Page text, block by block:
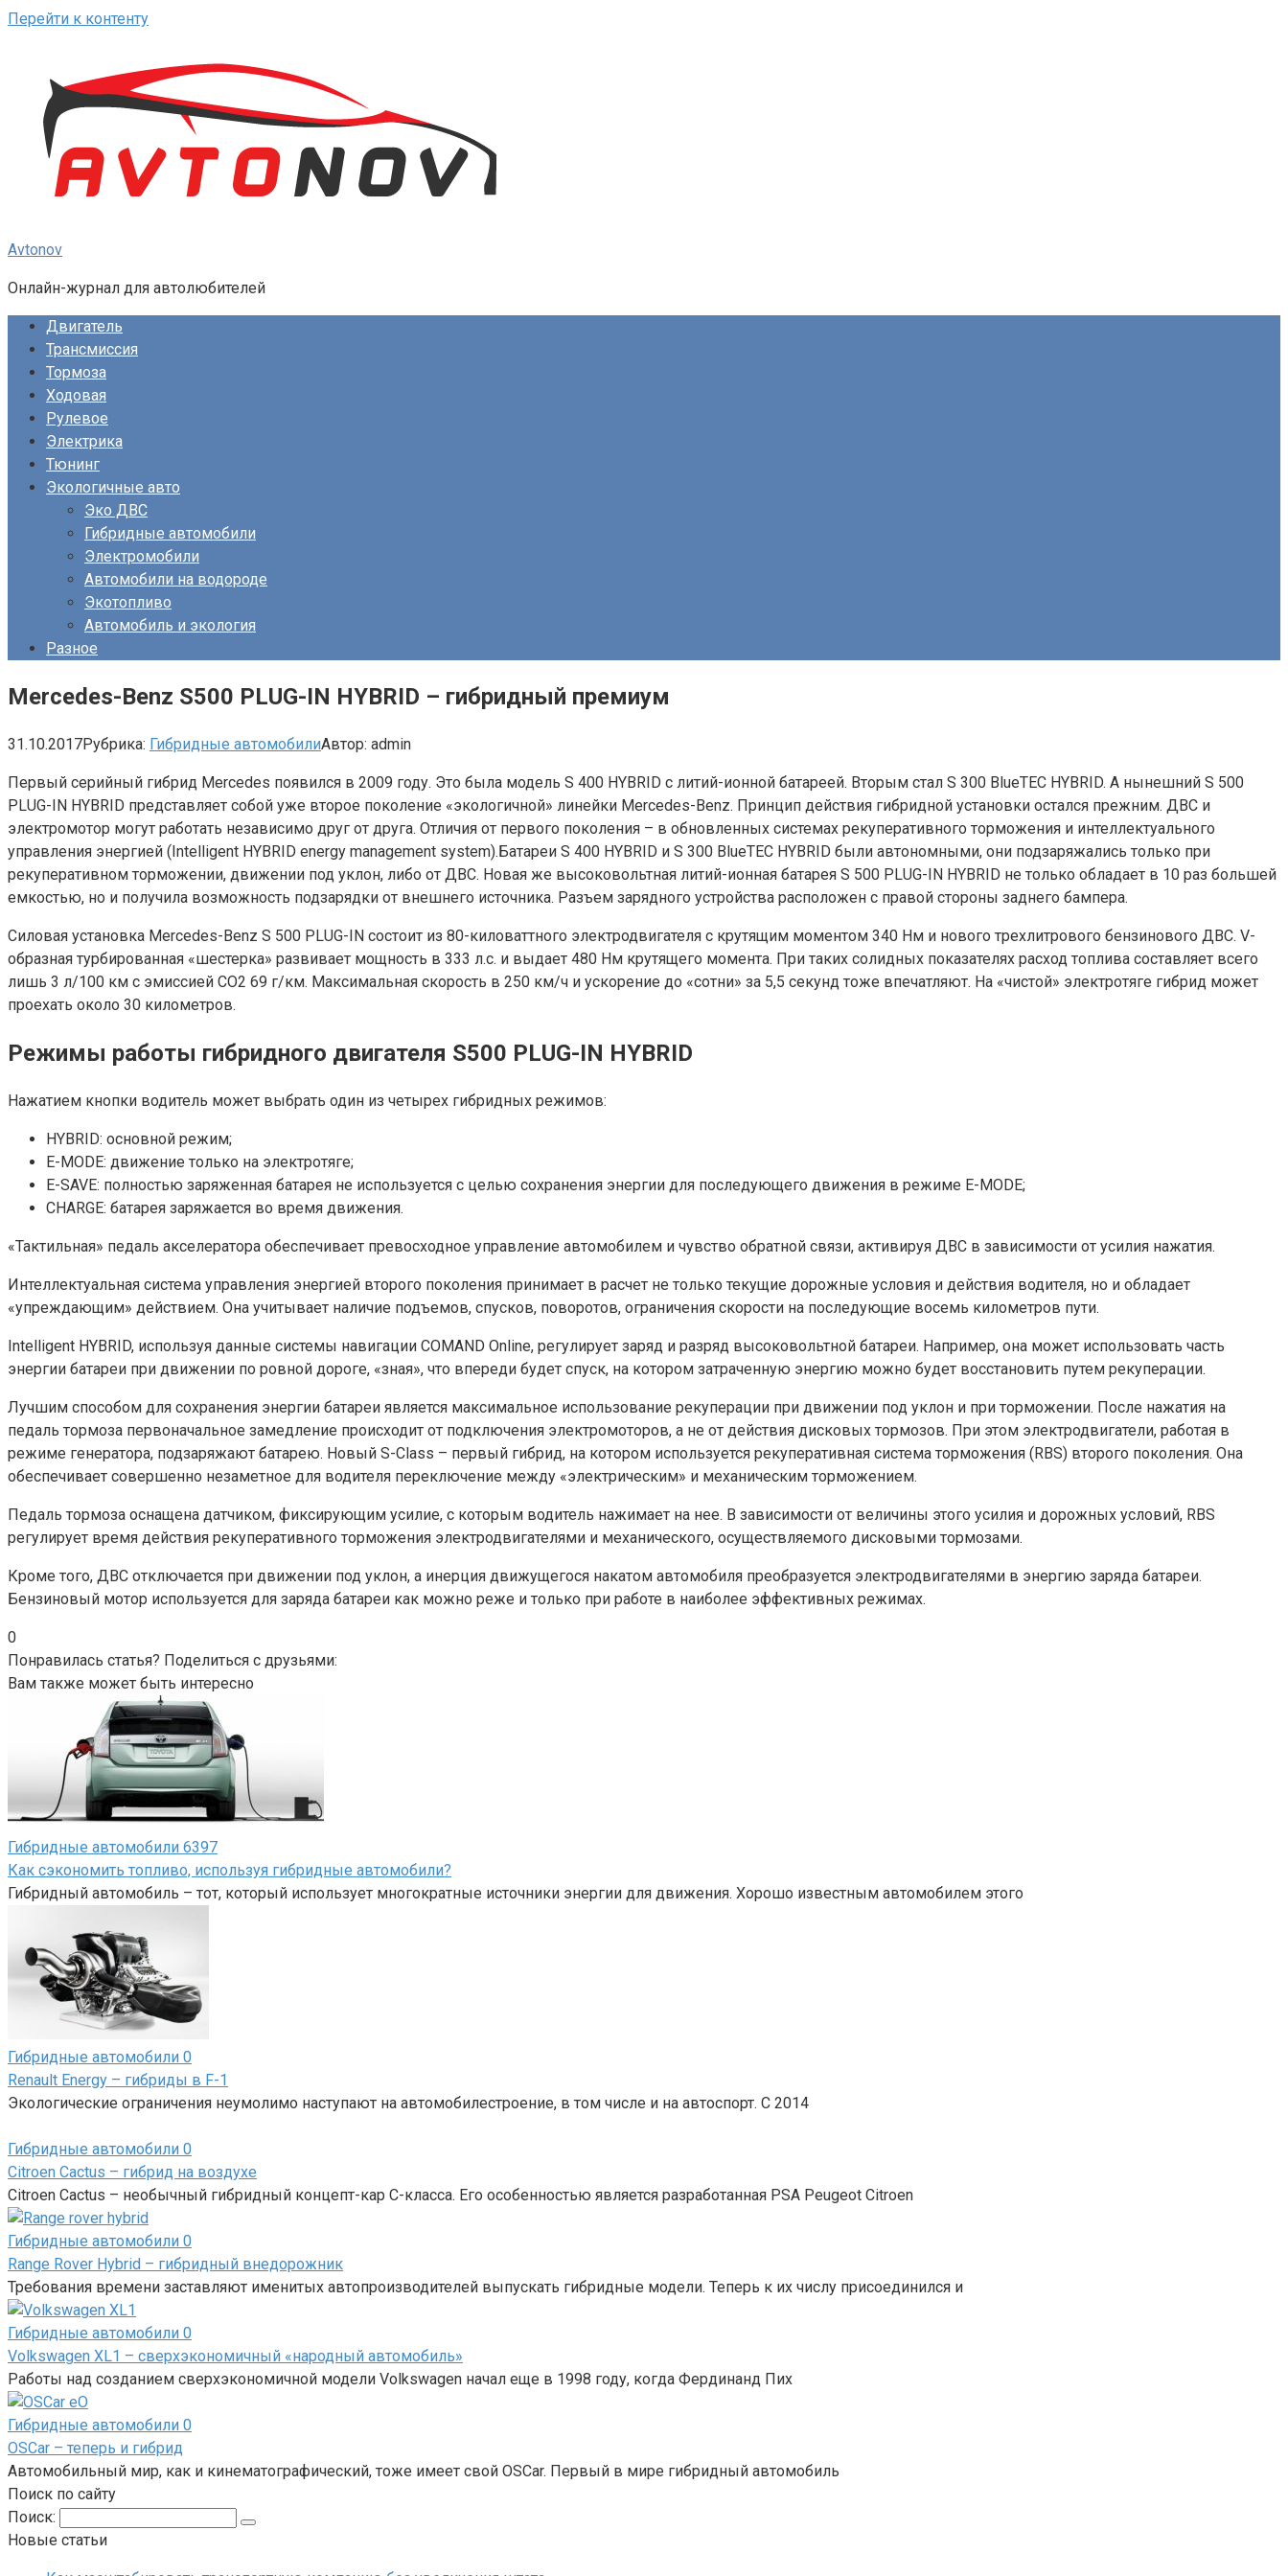
Перейти к контенту
Avtonov
Онлайн-журнал для автолюбителей
Двигатель
Трансмиссия
Тормоза
Ходовая
Рулевое
Электрика
Тюнинг
Экологичные авто
Эко ДВС
Гибридные автомобили
Электромобили
Автомобили на водороде
Экотопливо
Автомобиль и экология
Разное
Mercedes-Benz S500 PLUG-IN HYBRID – гибридный премиум
31.10.2017Рубрика: Гибридные автомобилиАвтор: admin
Первый серийный гибрид Mercedes появился в 2009 году. Это была модель S 400 HYBRID с литий-ионной батареей. Вторым стал S 300 BlueTEC HYBRID. А нынешний S 500
PLUG-IN HYBRID представляет собой уже второе поколение «экологичной» линейки Mercedes-Benz. Принцип действия гибридной установки остался прежним. ДВС и
электромотор могут работать независимо друг от друга. Отличия от первого поколения – в обновленных системах рекуперативного торможения и интеллектуального
управления энергией (Intelligent HYBRID energy management system).Батареи S 400 HYBRID и S 300 BlueTEC HYBRID были автономными, они подзаряжались только при
рекуперативном торможении, движении под уклон, либо от ДВС. Новая же высоковольтная литий-ионная батарея S 500 PLUG-IN HYBRID не только обладает в 10 раз большей
емкостью, но и получила возможность подзарядки от внешнего источника. Разъем зарядного устройства расположен с правой стороны заднего бампера.
Силовая установка Mercedes-Benz S 500 PLUG-IN состоит из 80-киловаттного электродвигателя с крутящим моментом 340 Нм и нового трехлитрового бензинового ДВС. V-
образная турбированная «шестерка» развивает мощность в 333 л.с. и выдает 480 Нм крутящего момента. При таких солидных показателях расход топлива составляет всего
лишь 3 л/100 км с эмиссией СО2 69 г/км. Максимальная скорость в 250 км/ч и ускорение до «сотни» за 5,5 секунд тоже впечатляют. На «чистой» электротяге гибрид может
проехать около 30 километров.
Режимы работы гибридного двигателя S500 PLUG-IN HYBRID
Нажатием кнопки водитель может выбрать один из четырех гибридных режимов:
HYBRID: основной режим;
E-MODE: движение только на электротяге;
E-SAVE: полностью заряженная батарея не используется с целью сохранения энергии для последующего движения в режиме E-MODE;
CHARGE: батарея заряжается во время движения.
«Тактильная» педаль акселератора обеспечивает превосходное управление автомобилем и чувство обратной связи, активируя ДВС в зависимости от усилия нажатия.
Интеллектуальная система управления энергией второго поколения принимает в расчет не только текущие дорожные условия и действия водителя, но и обладает
«упреждающим» действием. Она учитывает наличие подъемов, спусков, поворотов, ограничения скорости на последующие восемь километров пути.
Intelligent HYBRID, используя данные системы навигации COMAND Online, регулирует заряд и разряд высоковольтной батареи. Например, она может использовать часть
энергии батареи при движении по ровной дороге, «зная», что впереди будет спуск, на котором затраченную энергию можно будет восстановить путем рекуперации.
Лучшим способом для сохранения энергии батареи является максимальное использование рекуперации при движении под уклон и при торможении. После нажатия на
педаль тормоза первоначальное замедление происходит от подключения электромоторов, а не от действия дисковых тормозов. При этом электродвигатели, работая в
режиме генератора, подзаряжают батарею. Новый S-Class – первый гибрид, на котором используется рекуперативная система торможения (RBS) второго поколения. Она
обеспечивает совершенно незаметное для водителя переключение между «электрическим» и механическим торможением.
Педаль тормоза оснащена датчиком, фиксирующим усилие, с которым водитель нажимает на нее. В зависимости от величины этого усилия и дорожных условий, RBS
регулирует время действия рекуперативного торможения электродвигателями и механического, осуществляемого дисковыми тормозами.
Кроме того, ДВС отключается при движении под уклон, а инерция движущегося накатом автомобиля преобразуется электродвигателями в энергию заряда батареи.
Бензиновый мотор используется для заряда батареи как можно реже и только при работе в наиболее эффективных режимах.
0
Понравилась статья? Поделиться с друзьями:
Вам также может быть интересно
Гибридные автомобили 6397
Как сэкономить топливо, используя гибридные автомобили?
Гибридный автомобиль – тот, который использует многократные источники энергии для движения. Хорошо известным автомобилем этого
Гибридные автомобили 0
Renault Energy – гибриды в F-1
Экологические ограничения неумолимо наступают на автомобилестроение, в том числе и на автоспорт. С 2014
Гибридные автомобили 0
Citroen Cactus – гибрид на воздухе
Citroen Cactus – необычный гибридный концепт-кар С-класса. Его особенностью является разработанная PSA Peugeot Citroen
Гибридные автомобили 0
Range Rover Hybrid – гибридный внедорожник
Требования времени заставляют именитых автопроизводителей выпускать гибридные модели. Теперь к их числу присоединился и
Гибридные автомобили 0
Volkswagen XL1 – сверхэкономичный «народный автомобиль»
Работы над созданием сверхэкономичной модели Volkswagen начал еще в 1998 году, когда Фердинанд Пих
Гибридные автомобили 0
OSCar – теперь и гибрид
Автомобильный мир, как и кинематографический, тоже имеет свой OSCar. Первый в мире гибридный автомобиль
Поиск по сайту
Поиск:
Новые статьи